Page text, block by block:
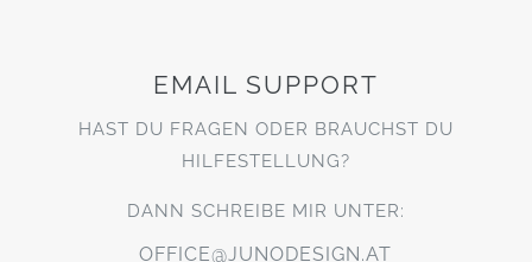
EMAIL SUPPORT
HAST DU FRAGEN ODER BRAUCHST DU
HILFESTELLUNG?
DANN SCHREIBE MIR UNTER:
OFFICE@JUNODESIGN.AT